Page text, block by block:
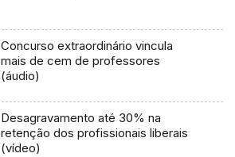
Concurso extraordinário vincula
mais de cem de professores
(áudio)
Desagravamento até 30% na
retenção dos profissionais liberais
(vídeo)